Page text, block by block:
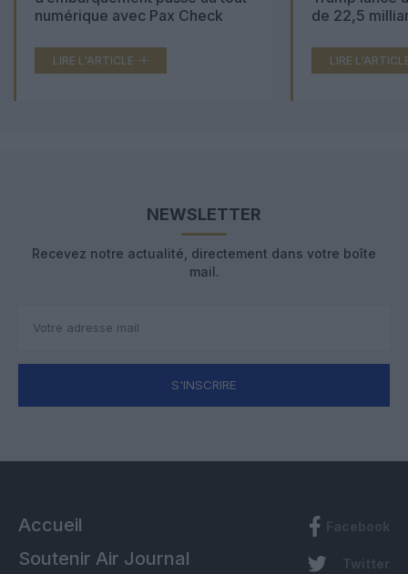
numérique avec Pax Check
LIRE L'ARTICLE
de 22,5
LIRE
NEWSLETTER
Recevez notre actualité, directement dans votre boîte
mail.
S'INSCRIRE
Accueil
Soutenir Air Journal